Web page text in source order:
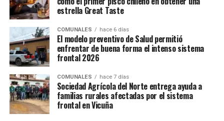
estrella Great Taste
COMUNALES hace 6 días
El modelo preventivo de Salud permitió
enfrentar de buena forma el intenso sistema
frontal 2026
COMUNALES hace 7 días
Sociedad Agrícola del Norte entrega ayuda a
familias rurales afectadas por el sistema
frontal en Vicuña